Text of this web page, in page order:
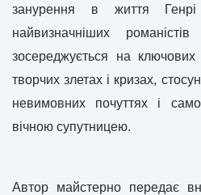
занурення в життя
найвизначніших
зосереджується на
творчих злетах і кризах,
невимовних почуттях і
вічною супутницею.
Автор майстерно передає